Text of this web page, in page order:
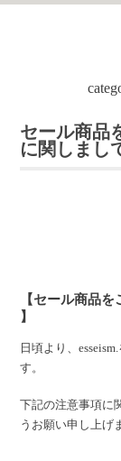
セール商品
に関しまし
【セール商品
】
日頃より、
す。
下記の注意事項に
うお願い申し上げ